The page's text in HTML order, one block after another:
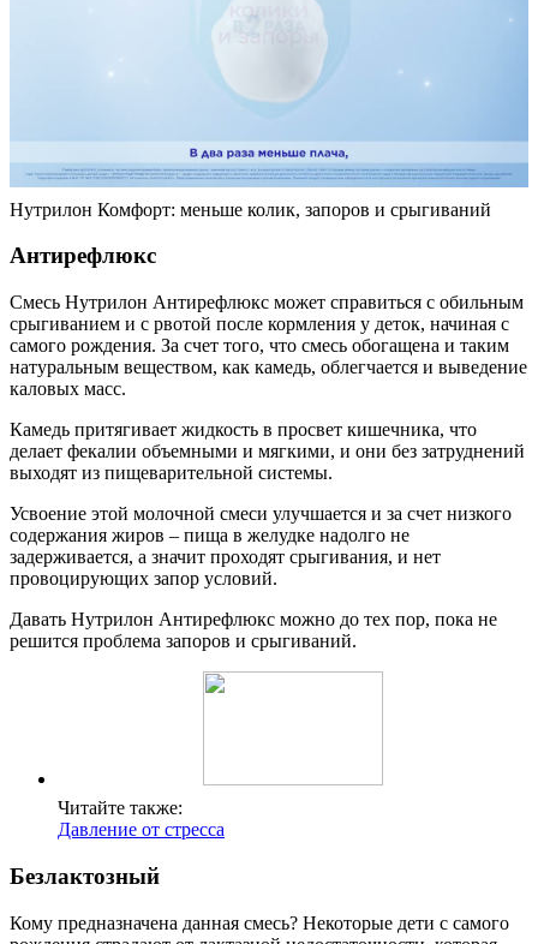
Нутрилон Комфорт: меньше колик, запоров и срыгиваний
Антирефлюкс
Смесь Нутрилон Антирефлюкс может справиться с обильным
срыгиванием и с рвотой после кормления у деток, начиная с
самого рождения. За счет того, что смесь обогащена и таким
натуральным веществом, как камедь, облегчается и выведение
каловых масс.
Камедь притягивает жидкость в просвет кишечника, что
делает фекалии объемными и мягкими, и они без затруднений
выходят из пищеварительной системы.
Усвоение этой молочной смеси улучшается и за счет низкого
содержания жиров – пища в желудке надолго не
задерживается, а значит проходят срыгивания, и нет
провоцирующих запор условий.
Давать Нутрилон Антирефлюкс можно до тех пор, пока не
решится проблема запоров и срыгиваний.
Читайте также:
Давление от стресса
Безлактозный
Кому предназначена данная смесь? Некоторые дети с самого